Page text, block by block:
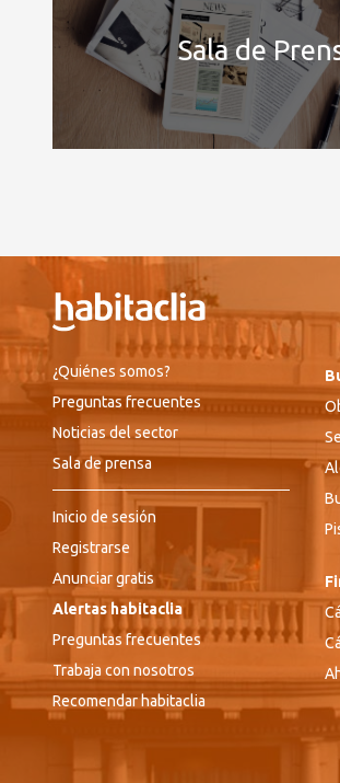
Sala de
¿Quiénes somos?
Preguntas frecuentes
Noticias del sector
Sala de prensa
Inicio de sesión
Registrarse
Anunciar gratis
Alertas habitaclia
Preguntas frecuentes
Trabaja con nosotros
Recomendar habitaclia